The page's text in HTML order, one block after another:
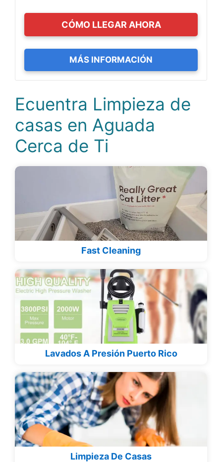
CÓMO LLEGAR AHORA
MÁS INFORMACIÓN
Ecuentra Limpieza de
casas en Aguada
Cerca de Ti
Fast Cleaning
Lavados A Presión Puerto Rico
Limpieza De Casas